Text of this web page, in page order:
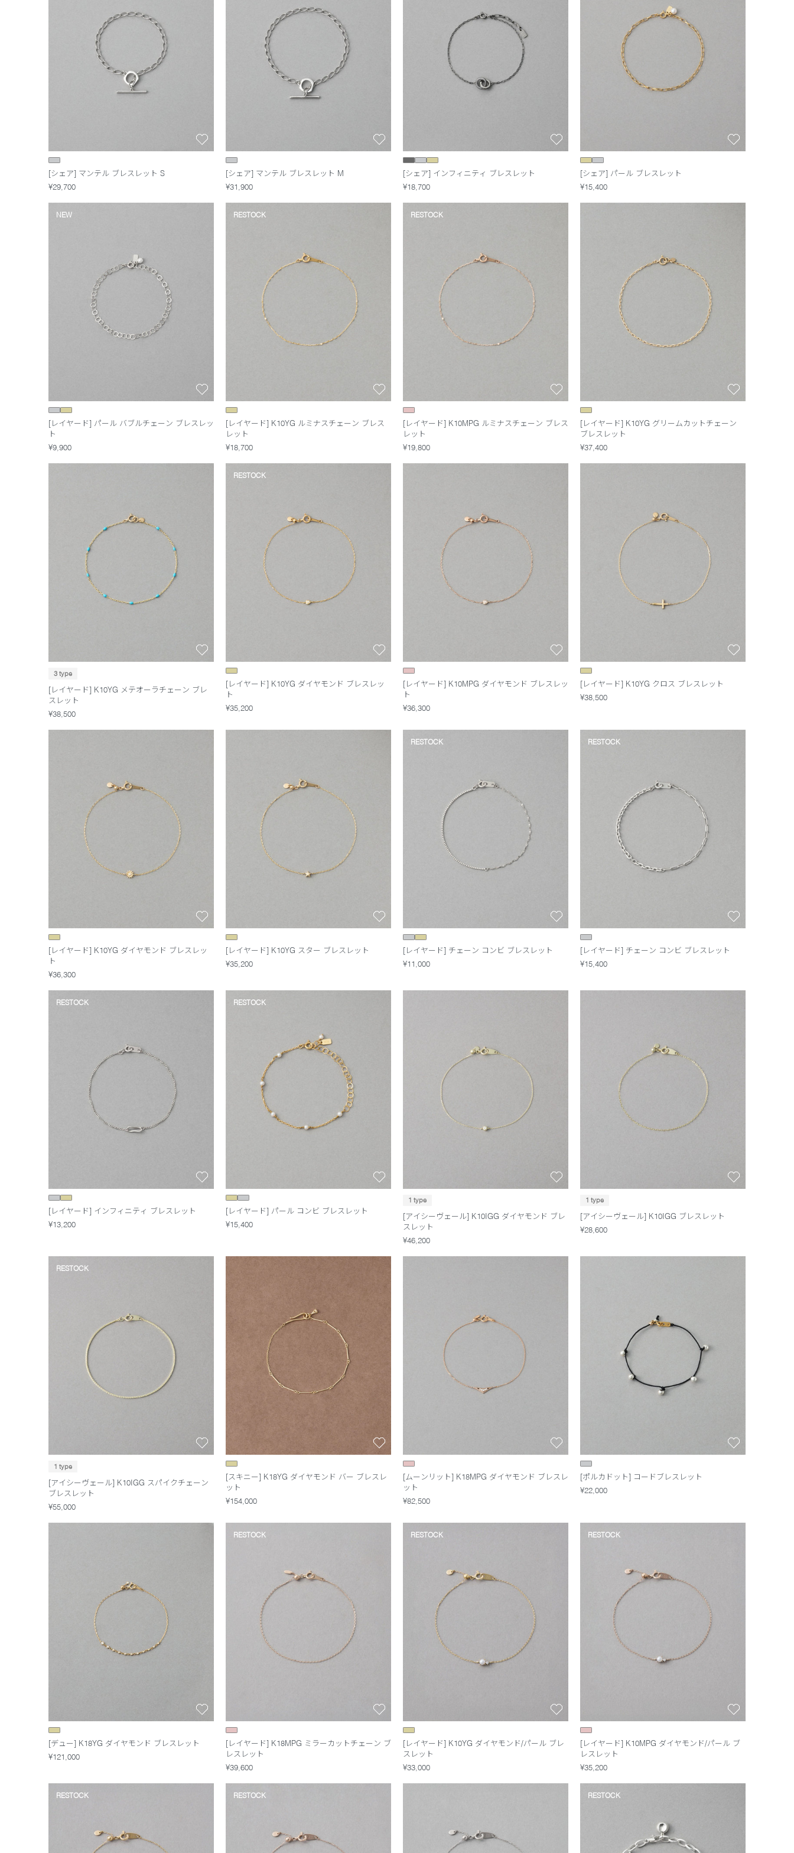
[シェア] マンテル ブレスレット S
¥29,700
[シェア] マンテル ブレスレット M
¥31,900
[シェア] インフィニティ ブレスレット
¥18,700
[シェア] パール ブレスレット
¥15,400
NEW
[レイヤード] パール バブルチェーン ブレスレッ
ト
¥9,900
RESTOCK
[レイヤード] K10YG ルミナスチェーン ブレス
レット
¥18,700
RESTOCK
[レイヤード] K10MPG ルミナスチェーン ブレス
レット
¥19,800
[レイヤード] K10YG グリームカットチェーン
ブレスレット
¥37,400
3 type
[レイヤード] K10YG メテオーラチェーン ブレ
スレット
¥38,500
RESTOCK
[レイヤード] K10YG ダイヤモンド ブレスレッ
ト
¥35,200
[レイヤード] K10MPG ダイヤモンド ブレスレッ
ト
¥36,300
[レイヤード] K10YG クロス ブレスレット
¥38,500
[レイヤード] K10YG ダイヤモンド ブレスレッ
ト
¥36,300
[レイヤード] K10YG スター ブレスレット
¥35,200
RESTOCK
[レイヤード] チェーン コンビ ブレスレット
¥11,000
RESTOCK
[レイヤード] チェーン コンビ ブレスレット
¥15,400
RESTOCK
[レイヤード] インフィニティ ブレスレット
¥13,200
RESTOCK
[レイヤード] パール コンビ ブレスレット
¥15,400
1 type
[アイシーヴェール] K10IGG ダイヤモンド ブレ
スレット
¥46,200
1 type
[アイシーヴェール] K10IGG ブレスレット
¥28,600
RESTOCK
1 type
[アイシーヴェール] K10IGG スパイクチェーン
ブレスレット
¥55,000
[スキニー] K18YG ダイヤモンド バー ブレスレ
ット
¥154,000
[ムーンリット] K18MPG ダイヤモンド ブレスレ
ット
¥82,500
[ポルカドット] コードブレスレット
¥22,000
[デュー] K18YG ダイヤモンド ブレスレット
¥121,000
RESTOCK
[レイヤード] K18MPG ミラーカットチェーン ブ
レスレット
¥39,600
RESTOCK
[レイヤード] K10YG ダイヤモンド/パール ブレ
スレット
¥33,000
RESTOCK
[レイヤード] K10MPG ダイヤモンド/パール ブ
レスレット
¥35,200
RESTOCK RESTOCK RESTOCK